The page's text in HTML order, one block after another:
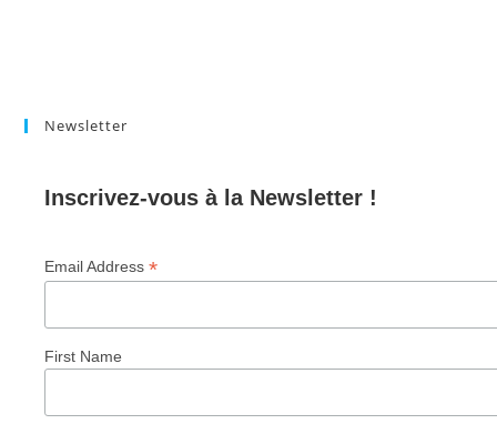
Newsletter
Inscrivez-vous à la Newsletter !
Email Address*
First Name